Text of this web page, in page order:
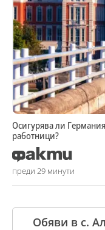
Осигурява ли
работници?
преди 29 минути
Обяви в с.